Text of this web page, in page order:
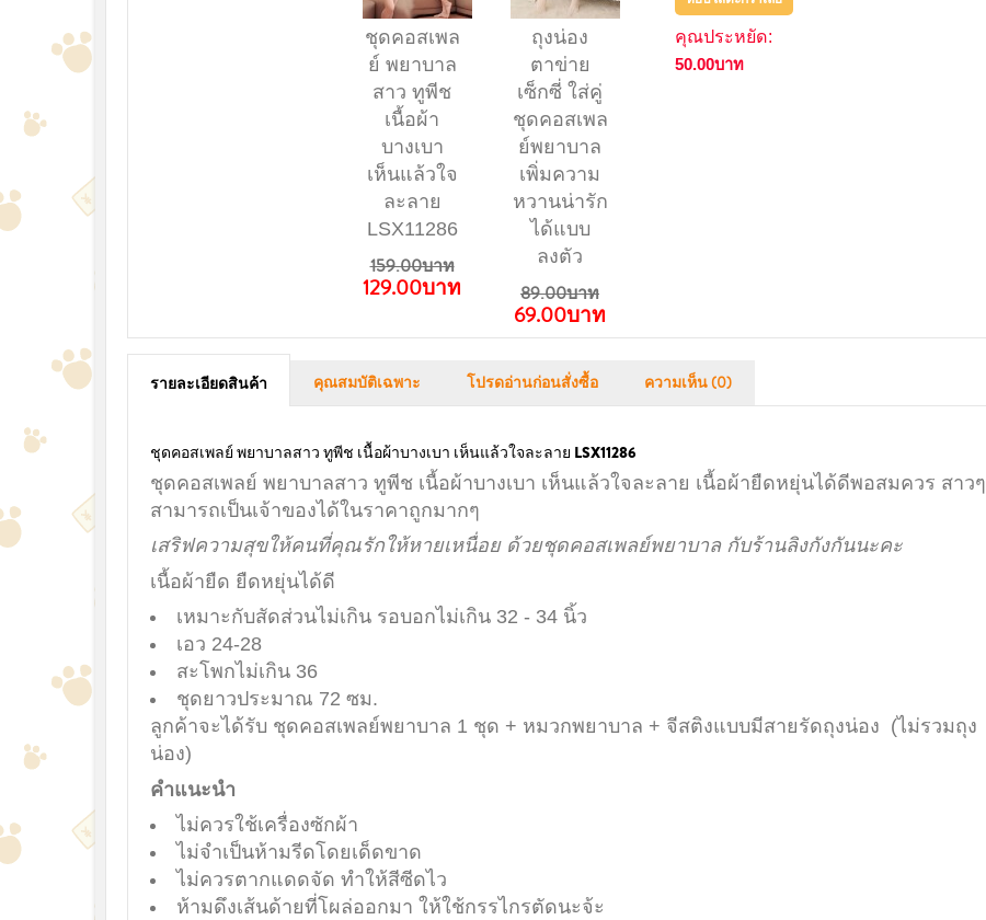
ชุดคอสเพล
ย์ พยาบาล
สาว ทูพีช
เนื้อผ้า
บางเบา
เห็นแล้วใจ
ละลาย
LSX11286
159.00บาท
129.00บาท
ถุงน่อง
ตาข่าย
เซ็กซี่ ใส่คู่
ชุดคอสเพล
ย์พยาบาล
เพิ่มความ
หวานน่ารัก
ได้แบบ
ลงตัว
89.00บาท
69.00บาท
คุณประหยัด:
50.00บาท
รายละเอียดสินค้า คุณสมบัติเฉพาะ โปรดอ่านก่อนสั่งซื้อ ความเห็น (0)
ชุดคอสเพลย์ พยาบาลสาว ทูพีช เนื้อผ้าบางเบา เห็นแล้วใจละลาย LSX11286
ชุดคอสเพลย์ พยาบาลสาว ทูพีช เนื้อผ้าบางเบา เห็นแล้วใจละลาย เนื้อผ้ายืดหยุ่นได้ดีพอสมควร สาวๆ
สามารถเป็นเจ้าของได้ในราคาถูกมากๆ
เสริฟความสุขให้คนที่คุณรักให้หายเหนื่อย ด้วยชุดคอสเพลย์พยาบาล กับร้านลิงกังกันนะคะ
เนื้อผ้ายืด ยืดหยุ่นได้ดี
เหมาะกับสัดส่วนไม่เกิน รอบอกไม่เกิน 32 - 34 นิ้ว
เอว 24-28
สะโพกไม่เกิน 36
ชุดยาวประมาณ 72 ซม.
ลูกค้าจะได้รับ ชุดคอสเพลย์พยาบาล 1 ชุด + หมวกพยาบาล + จีสติงแบบมีสายรัดถุงน่อง (ไม่รวมถุง
น่อง)
คำแนะนำ
ไม่ควรใช้เครื่องซักผ้า
ไม่จำเป็นห้ามรีดโดยเด็ดขาด
ไม่ควรตากแดดจัด ทำให้สีซีดไว
ห้ามดึงเส้นด้ายที่โผล่ออกมา ให้ใช้กรรไกรตัดนะจ้ะ